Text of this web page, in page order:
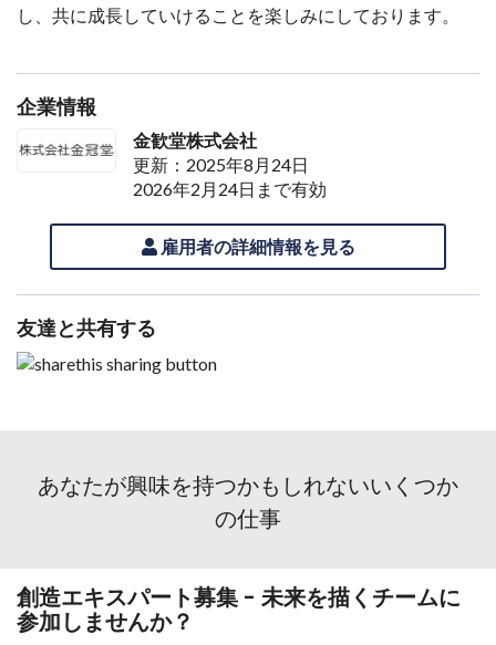
し、共に成長していけることを楽しみにしております。
企業情報
金歓堂株式会社
更新：2025年8月24日
2026年2月24日まで有効
雇用者の詳細情報を見る
友達と共有する
あなたが興味を持つかもしれないいくつか
の仕事
創造エキスパート募集 - 未来を描くチームに
参加しませんか？